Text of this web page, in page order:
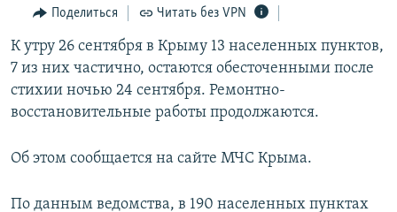
Вернутся
поиску
ИНТЕРАКТИВ
ИНФОГРАФИКА
ТЕЛЕПРОЕКТ КРЫМ.РЕАЛИИ
СОВЕТЫ ПРАВОЗАЩИТНИКОВ
КРЫМ.НЕПОКОРЕННЫЙ
РАДІО СВОБОДА
КАК ОБОЙТИ БЛОКИРОВКУ
Українською
Поделиться Читать без VPN
К утру 26 сентября в Крыму 13 населенных пунктов,
7 из них частично, остаются обесточенными после
стихии ночью 24 сентября. Ремонтно-
восстановительные работы продолжаются.
Об этом сообщается на сайте МЧС Крыма.
По данным ведомства, в 190 населенных пунктах